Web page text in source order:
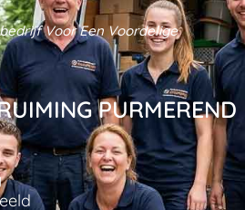
Voor Een Voordelige
PURMEREND